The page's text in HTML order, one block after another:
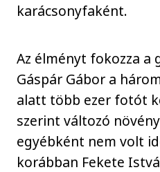
karácsonyfaként.
Az élményt fokozza a
Gáspár Gábor a
alatt több ezer fotót
szerint változó
egyébként nem volt
korábban Fekete